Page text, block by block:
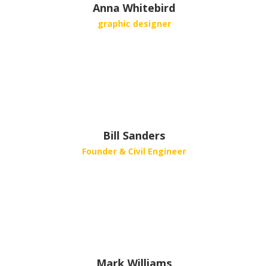
Anna Whitebird
graphic designer
Bill Sanders
Founder & Civil Engineer
Mark Williams